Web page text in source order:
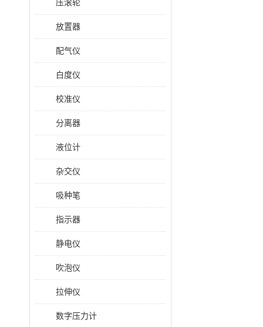
压滚轮
放置器
配气仪
白度仪
校准仪
分离器
液位计
杂交仪
吸种笔
指示器
静电仪
吹泡仪
拉伸仪
数字压力计